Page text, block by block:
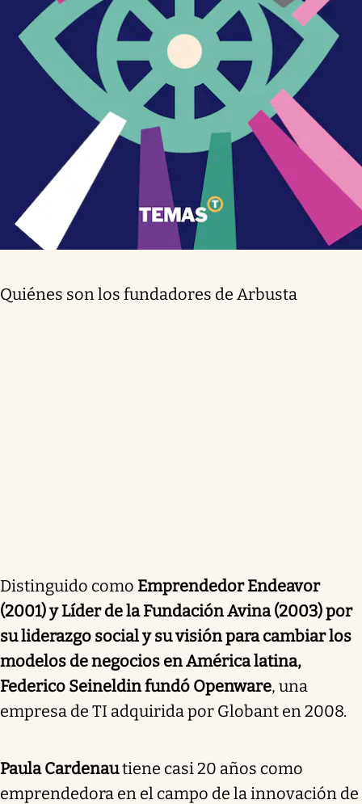
Quiénes son los fundadores de Arbusta
Distinguido como Emprendedor Endeavor
(2001) y Líder de la Fundación Avina (2003) por
su liderazgo social y su visión para cambiar los
modelos de negocios en América latina,
Federico Seineldin fundó Openware, una
empresa de TI adquirida por Globant en 2008.
Paula Cardenautiene casi 20 años como
emprendedora en el campo de la innovación de